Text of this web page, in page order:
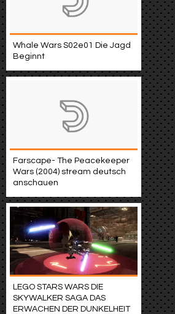
Whale Wars S02e01 Die Jagd
Beginnt
Farscape- The Peacekeeper
Wars (2004) stream deutsch
anschauen
LEGO STARS WARS DIE
SKYWALKER SAGA DAS
ERWACHEN DER DUNKELHEIT